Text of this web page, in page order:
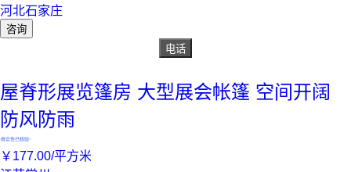
河北石家庄
咨询
电话
屋脊形展览篷房 大型展会帐篷 空间开阔
防风防雨
真实性已核验
￥ 177.00/平方米